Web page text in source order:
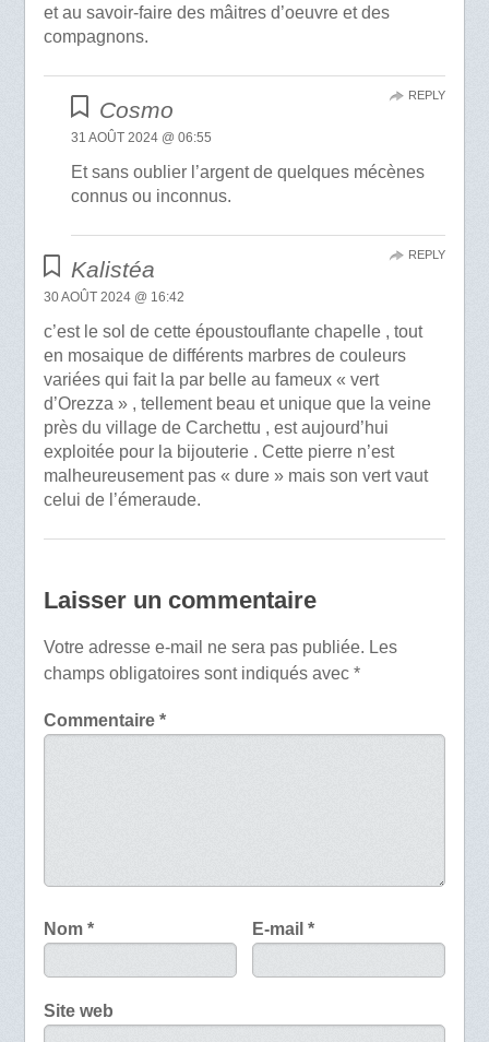
et au savoir-faire des mâitres d’oeuvre et des
compagnons.
Cosmo
31 AOÛT 2024 @ 06:55
Et sans oublier l’argent de quelques mécènes
connus ou inconnus.
REPLY
Kalistéa
30 AOÛT 2024 @ 16:42
c’est le sol de cette époustouflante chapelle , tout
en mosaique de différents marbres de couleurs
variées qui fait la par belle au fameux « vert
d’Orezza » , tellement beau et unique que la veine
près du village de Carchettu , est aujourd’hui
exploitée pour la bijouterie . Cette pierre n’est
malheureusement pas « dure » mais son vert vaut
celui de l’émeraude.
REPLY
Laisser un commentaire
Votre adresse e-mail ne sera pas publiée. Les
champs obligatoires sont indiqués avec *
Commentaire *
Nom * E-mail*
Site web